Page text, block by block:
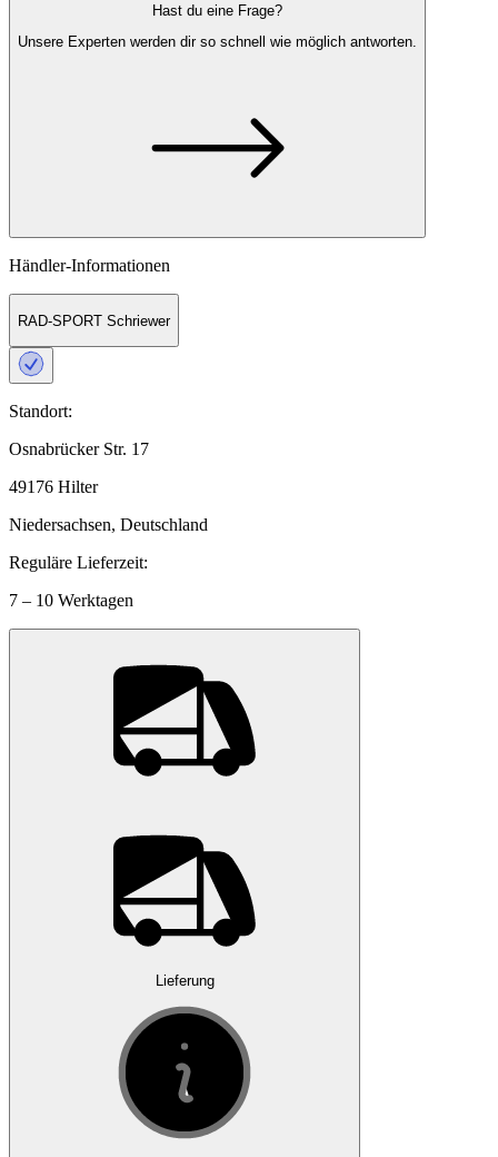
Hast du eine Frage?
Unsere Experten werden dir so schnell wie möglich antworten.
Händler-Informationen
RAD-SPORT Schriewer
Standort:
Osnabrücker Str. 17
49176 Hilter
Niedersachsen, Deutschland
Reguläre Lieferzeit:
7 – 10 Werktagen
Lieferung